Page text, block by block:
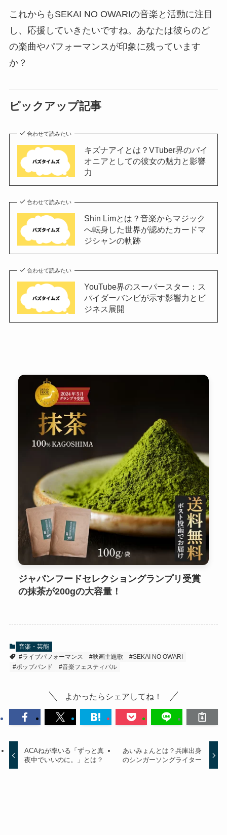
これからもSEKAI NO OWARIの音楽と活動に注目
し、応援していきたいですね。あなたは彼らのど
の楽曲やパフォーマンスが印象に残っています
か？
ピックアップ記事
合わせて読みたい
キズナアイとは？VTuber界のパイ
オニアとしての彼女の魅力と影響
力
合わせて読みたい
Shin Limとは？音楽からマジック
へ転身した世界が認めたカードマ
ジシャンの軌跡
合わせて読みたい
YouTube界のスーパースター：ス
パイダーバンビが示す影響力とビ
ジネス展開
ジャパンフードセレクショングランプリ受賞
の抹茶が200gの大容量！
音楽・芸能
#ライブパフォーマンス
#映画主題歌
#SEKAI NO OWARI
#ポップバンド
#音楽フェスティバル
よかったらシェアしてね！
ACAねが率いる「ずっと真
夜中でいいのに。」とは？
あいみょんとは？兵庫出身
のシンガーソングライター